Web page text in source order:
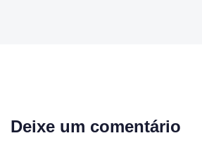
Deixe um comentário